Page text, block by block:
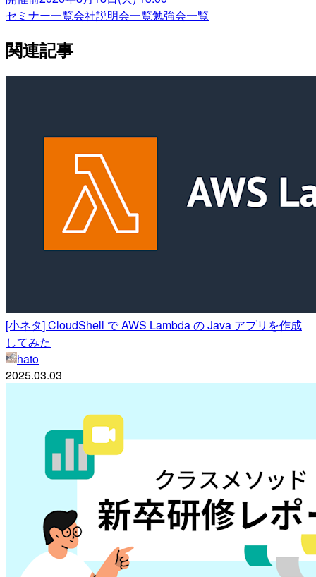
セミナー一覧会社説明会一覧勉強会一覧
関連記事
[小ネタ] CloudShell で AWS Lambda の Java アプリを作成
してみた
hato
2025.03.03